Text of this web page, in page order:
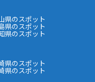
県のスポット
県のスポット
県のスポット
県のスポット
県のスポット